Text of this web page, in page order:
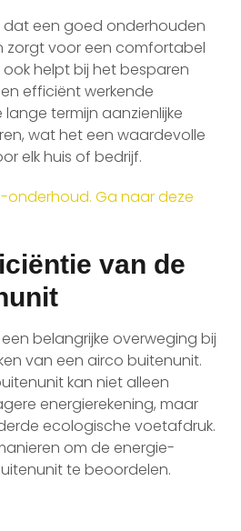
dat een goed onderhouden
zorgt voor een comfortabel
helpt bij het besparen
efficiënt werkende
termijn aanzienlijke
wat het een waardevolle
elk huis of bedrijf.
onderhoud. Ga naar deze
van de
belangrijke overweging bij
van een airco buitenunit.
kan niet alleen
energierekening, maar
ecologische voetafdruk.
om de energie-
te beoordelen.